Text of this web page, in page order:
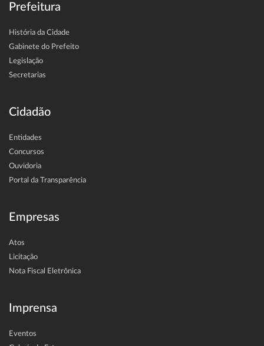
Prefeitura
História da Cidade
Gabinete do Prefeito
Legislação
Secretarias
Cidadão
Entidades
Concursos
Ouvidoria
Portal da Transparência
Empresas
Atos
Licitação
Nota Fiscal Eletrônica
Imprensa
Eventos